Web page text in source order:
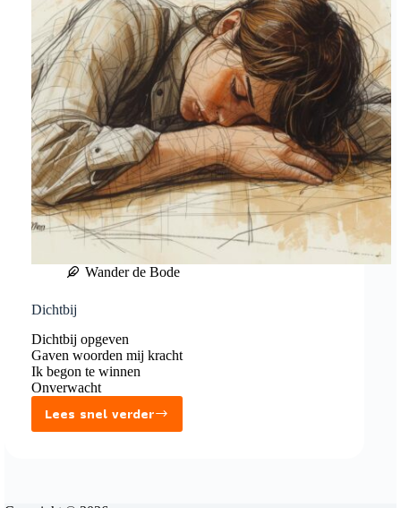
Wander de Bode
Dichtbij
Dichtbij opgeven
Gaven woorden mij kracht
Ik begon te winnen
Onverwacht
Lees snel verder
Dichtbij